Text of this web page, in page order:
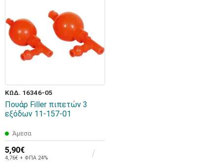
ΚΩΔ. 16346-05
Πουάρ Filler πιπετών 3
εξόδων 11-157-01
Άμεσα
5,90€
4,76€ + ΦΠΑ 24%